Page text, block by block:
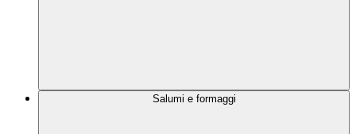
Salumi e formaggi